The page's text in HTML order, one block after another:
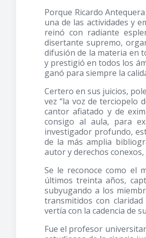
Porque Ricardo
una de las actividades y
reinó con radiante
disertante supremo,
difusión de la materia en
y prestigió en todos los
ganó para siempre la
Certero en sus juicios,
vez “la voz de terciopelo
cantor afiatado y de
consigo al aula, para
investigador profundo,
de la más amplia
autor y derechos
Se le reconoce como el
últimos treinta años,
subyugando a los
transmitidos con
vertía con la cadencia de
Fue el profesor